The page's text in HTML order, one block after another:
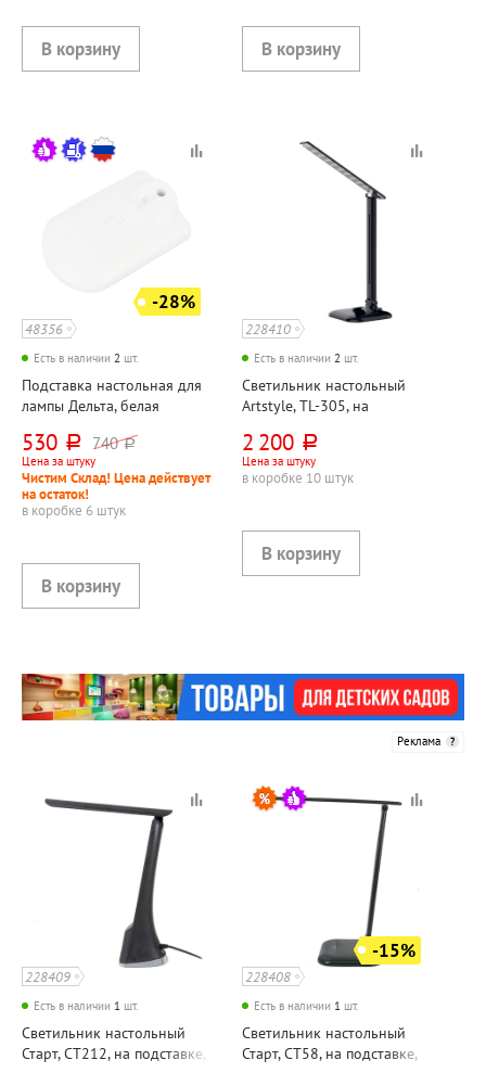
-28%
48356
Есть в наличии 2 шт.
Подставка настольная для
лампы Дельта, белая
530 руб. 740 руб.
Цена за штуку
Чистим Склад! Цена действует
на остаток!
в коробке 6 штук
228410
Есть в наличии 2 шт.
Светильник настольный
Artstyle, TL-305, на
светодиодный, сенсорный
2 200 руб.
Цена за штуку
в коробке 10 штук
Реклама
228409
Есть в наличии 1 шт.
Светильник настольный
Старт, СТ212, на подставке,
-15%
228408
Есть в наличии 1 шт.
Светильник настольный
Старт, СТ58, на подставке,